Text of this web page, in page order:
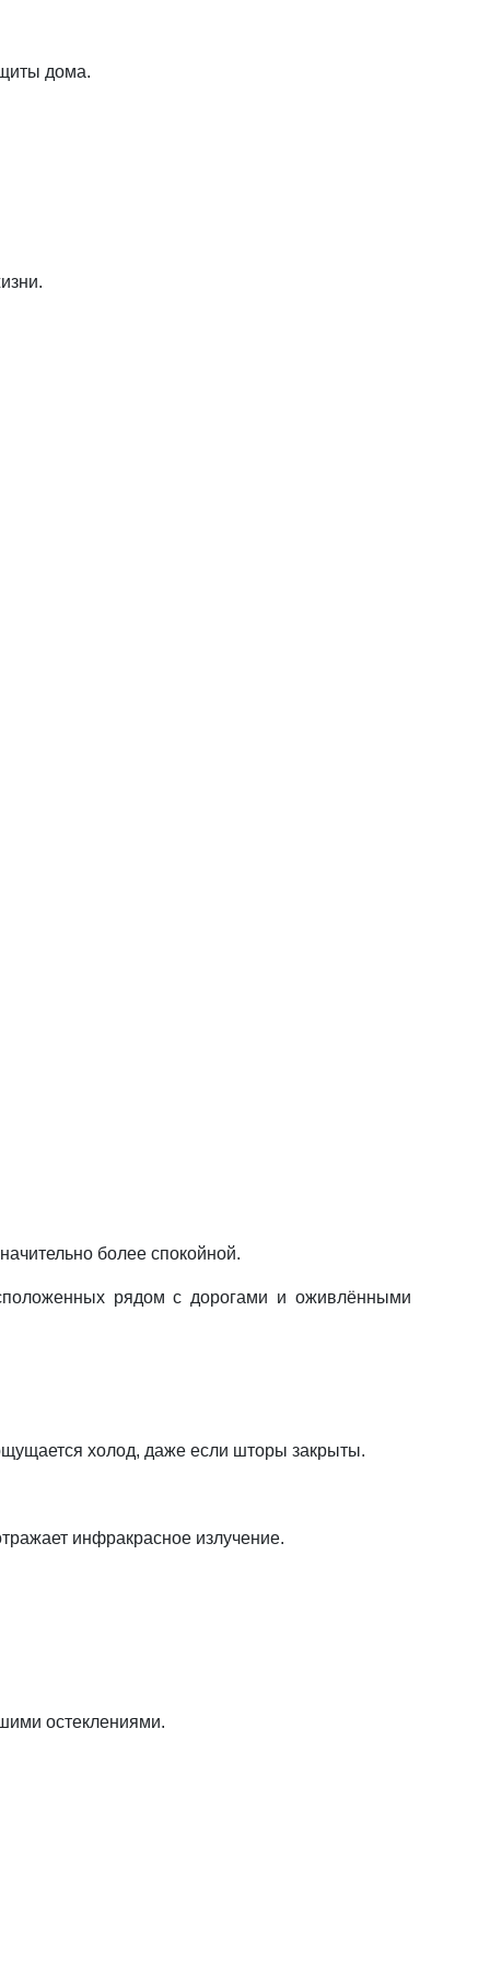
дома.
более спокойной.
рядом с дорогами и оживлёнными
холод, даже если шторы закрыты.
инфракрасное излучение.
остеклениями.